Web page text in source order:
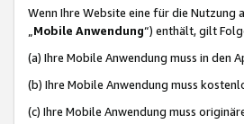
Wenn Ihre Website eine für die
„Mobile Anwendung“) enthält, gilt
(a) Ihre Mobile Anwendung muss in
(b) Ihre Mobile Anwendung muss
(c) Ihre Mobile Anwendung muss